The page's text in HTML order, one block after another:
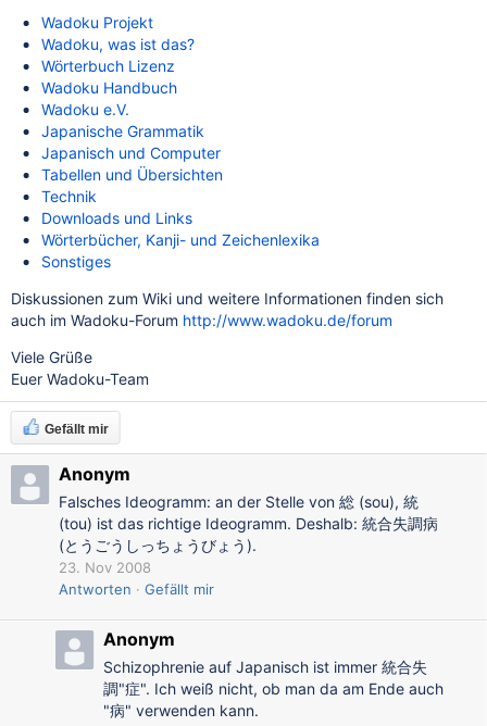
Wadoku Projekt
Wadoku, was ist das?
Wörterbuch Lizenz
Wadoku Handbuch
Wadoku e.V.
Japanische Grammatik
Japanisch und Computer
Tabellen und Übersichten
Technik
Downloads und Links
Wörterbücher, Kanji- und Zeichenlexika
Sonstiges
Diskussionen zum Wiki und weitere Informationen finden sich
auch im Wadoku-Forum http://www.wadoku.de/forum
Viele Grüße
Euer Wadoku-Team
Gefällt mir
Anonym
Falsches Ideogramm: an der Stelle von 総 (sou), 統
(tou) ist das richtige Ideogramm. Deshalb: 統合失調病
(とうごうしっちょうびょう).
23. Nov 2008
Antworten
Gefällt mir
Anonym
Schizophrenie auf Japanisch ist immer 統合失
調"症". Ich weiß nicht, ob man da am Ende auch
"病" verwenden kann.